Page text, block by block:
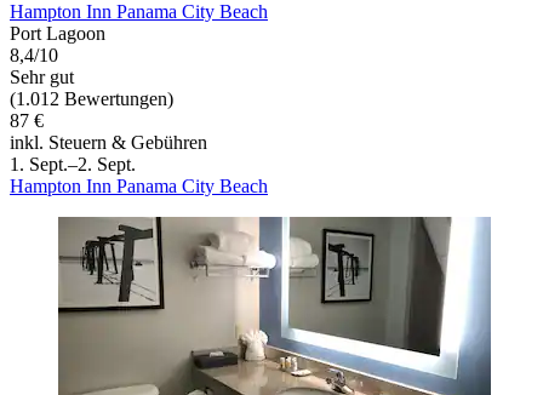
Hampton Inn Panama City Beach
Port Lagoon
8,4/10
Sehr gut
(1.012 Bewertungen)
87 €
inkl. Steuern & Gebühren
1. Sept.–2. Sept.
Hampton Inn Panama City Beach